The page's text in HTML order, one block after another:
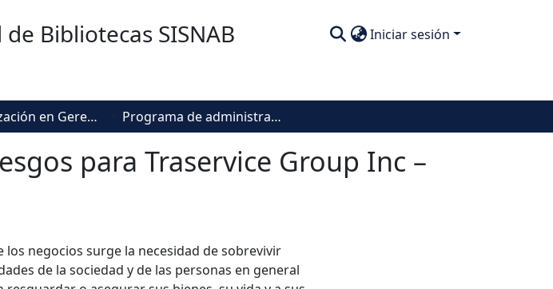
Bibliotecas SISNAB Iniciar sesión
Especialización en Gerencia de Riesgos y Seguros Programa de administración de riesgos para Traservice Group Inc – sucursal Colombia
para Traservice Group Inc –
negocios surge la necesidad de sobrevivir
de la sociedad y de las personas en general